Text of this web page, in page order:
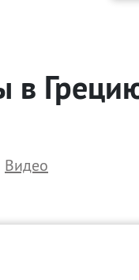
в
Видео